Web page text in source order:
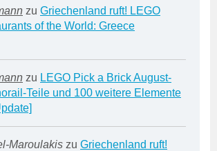
zu Griechenland ruft! LEGO
of the World: Greece
zu LEGO Pick a Brick August-
Teile und 100 weitere Elemente
Maroulakis zu Griechenland ruft!